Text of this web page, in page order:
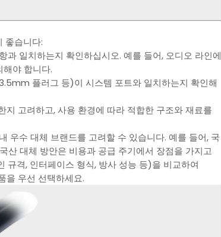
좋습니다:
과 일치하는지 확인하십시오. 예를 들어, 오디오 라인에
야 합니다.
플러그 등)이 시스템 포트와 일치하는지 확인해
고려하고, 사용 환경에 따라 적합한 구조와 재료를
우수 대체 브랜드를 고려할 수 있습니다. 예를 들어, 국
산 대체 방안은 비용과 공급 주기에서 장점을 가지고
규격, 인터페이스 형식, 방사 성능 등)을 비교하여
을 우선 선택하세요.